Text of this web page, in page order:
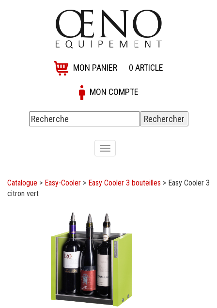
MON PANIER 0 ARTICLE
MON COMPTE
Toggle
navigation
Catalogue > Easy-Cooler > Easy Cooler 3 bouteilles > Easy Cooler 3
citron vert